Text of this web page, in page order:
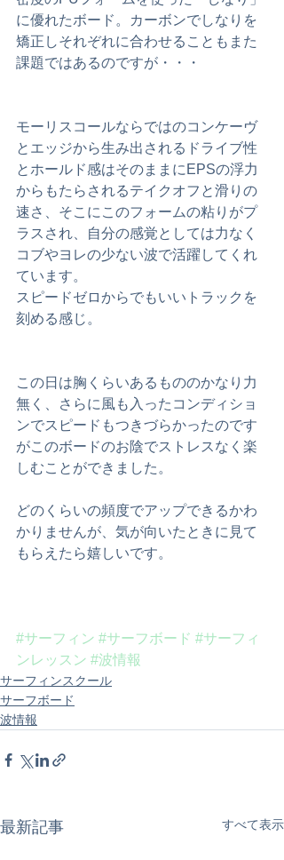
に優れたボード。カーボンでしなりを
矯正しそれぞれに合わせることもまた
課題ではあるのですが・・・
モーリスコールならではのコンケーヴ
とエッジから生み出されるドライブ性
とホールド感はそのままにEPSの浮力
からもたらされるテイクオフと滑りの
速さ、そこにこのフォームの粘りがプ
ラスされ、自分の感覚としては力なく
コブやヨレの少ない波で活躍してくれ
ています。
スピードゼロからでもいいトラックを
刻める感じ。
この日は胸くらいあるもののかなり力
無く、さらに風も入ったコンディショ
ンでスピードもつきづらかったのです
がこのボードのお陰でストレスなく楽
しむことができました。
どのくらいの頻度でアップできるかわ
かりませんが、気が向いたときに見て
もらえたら嬉しいです。
#サーフィン #サーフボード #サーフィ
ンレッスン #波情報
サーフィンスクール
サーフボード
波情報
最新記事 すべて表示